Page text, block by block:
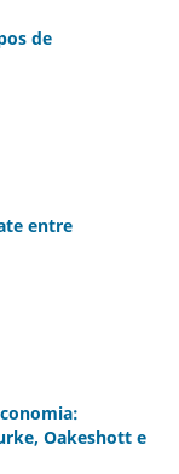
de
entre
Oakeshott e